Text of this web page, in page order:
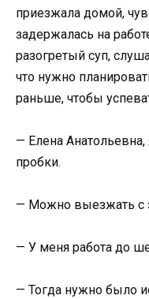
приезжала домой,
задержалась на
разогретый суп,
что нужно
раньше, чтобы
— Елена
пробки.
— Можно выезжать с
— У меня работа до
— Тогда нужно было